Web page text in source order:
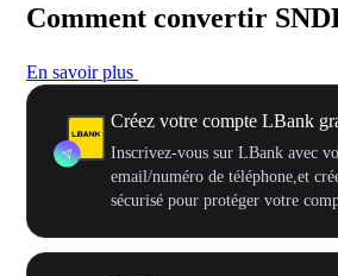
Comment convertir
En savoir plus
Créez votre compte LBank
Inscrivez-vous sur LBank avec
email/numéro de téléphone,et
sécurisé pour protéger votre